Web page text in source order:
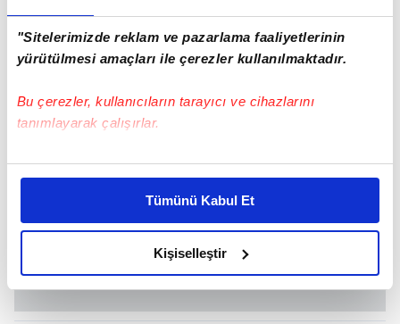
"Sitelerimizde reklam ve pazarlama faaliyetlerinin
yürütülmesi amaçları ile çerezler kullanılmaktadır.
Bu çerezler, kullanıcıların tarayıcı ve cihazlarını
tanımlayarak çalışırlar.
Bu çerezlere izin vermeniz halinde sizlere özel
daha iyi reklam deneyimi yaşatabiliriz. Bunu yaparken
amacımızın size daha iyi bir reklam deneyimi sunmak
olduğunu ve sizlere en iyi içerikleri sunabilmek adına
elimizden gelen çabayı gösterdiğimizi ve bu noktada,
reklamların maliyetlerimizi karşılamak noktasında tek gelir
kalemimiz olduğunu sizlere hatırlatmak isteriz.
Tümünü Kabul Et
Kişiselleştir